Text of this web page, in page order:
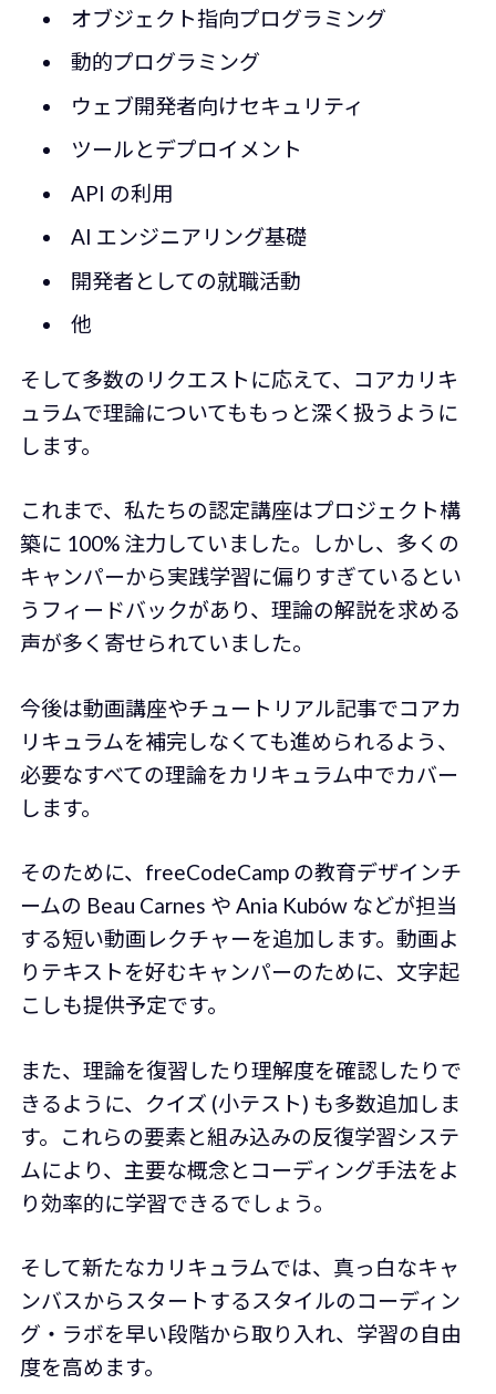
オブジェクト指向プログラミング
動的プログラミング
ウェブ開発者向けセキュリティ
ツールとデプロイメント
API の利用
AI エンジニアリング基礎
開発者としての就職活動
他
そして多数のリクエストに応えて、コアカリキ
ュラムで理論についてももっと深く扱うように
します。
これまで、私たちの認定講座はプロジェクト構
築に 100% 注力していました。しかし、多くの
キャンパーから実践学習に偏りすぎているとい
うフィードバックがあり、理論の解説を求める
声が多く寄せられていました。
今後は動画講座やチュートリアル記事でコアカ
リキュラムを補完しなくても進められるよう、
必要なすべての理論をカリキュラム中でカバー
します。
そのために、freeCodeCamp の教育デザインチ
ームの Beau Carnes や Ania Kubów などが担当
する短い動画レクチャーを追加します。動画よ
りテキストを好むキャンパーのために、文字起
こしも提供予定です。
また、理論を復習したり理解度を確認したりで
きるように、クイズ (小テスト) も多数追加しま
す。これらの要素と組み込みの反復学習システ
ムにより、主要な概念とコーディング手法をよ
り効率的に学習できるでしょう。
そして新たなカリキュラムでは、真っ白なキャ
ンバスからスタートするスタイルのコーディン
グ・ラボを早い段階から取り入れ、学習の自由
度を高めます。